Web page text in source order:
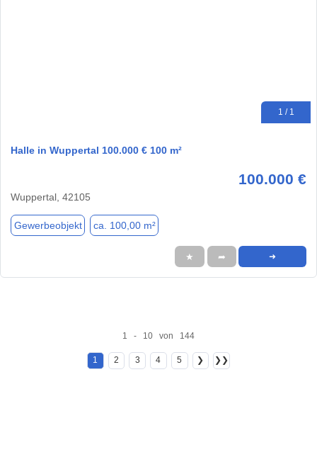
1 / 1
Halle in Wuppertal 100.000 € 100 m²
100.000 €
Wuppertal, 42105
Gewerbeobjekt ca. 100,00 m²
★ ➦ ➜
1 - 10 von 144
1 2 3 4 5 ❯ ❯❯